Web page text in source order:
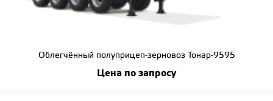
Облегчённый полуприцеп-зерновоз Тонар-9595
Цена по запросу